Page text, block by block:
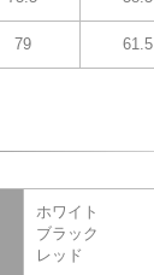
79 61.5
ホワイト
ブラック
レッド